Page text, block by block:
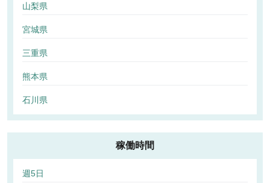
山梨県
宮城県
三重県
熊本県
石川県
稼働時間
週5日